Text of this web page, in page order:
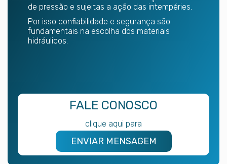
de pressão e sujeitas a ação das intempéries.
Por isso confiabilidade e segurança são
fundamentais na escolha dos materiais
hidráulicos.
FALE CONOSCO
clique aqui para
ENVIAR MENSAGEM